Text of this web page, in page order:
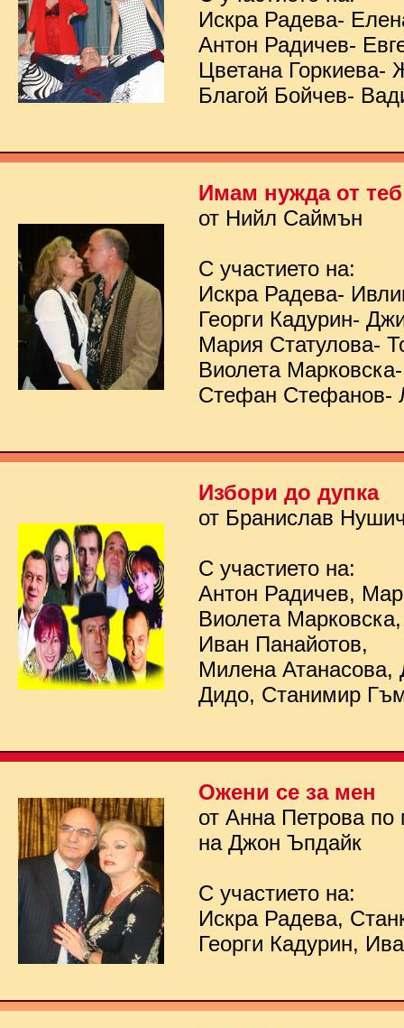
Искра Радева-
Антон Радичев-
Цветана Горкиева-
Благой Бойчев-
Имам нужда от теб
от Нийл Саймън
С участието на:
Искра Радева-
Георги Кадурин-
Мария Статулова-
Виолета
Стефан Стефанов-
Избори до дупка
от Бранислав
С участието на:
Антон Радичев,
Виолета
Иван Панайотов,
Милена Атанасова,
Дидо, Станимир
Ожени се за мен
от Анна Петрова по
на Джон Ъпдайк
С участието на:
Искра Радева,
Георги Кадурин,